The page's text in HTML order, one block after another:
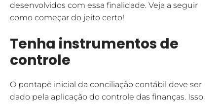
desenvolvidos com essa finalidade. Veja a seguir
como começar do jeito certo!
Tenha instrumentos de
controle
O pontapé inicial da conciliação contábil deve ser
dado pela aplicação do controle das finanças. Isso